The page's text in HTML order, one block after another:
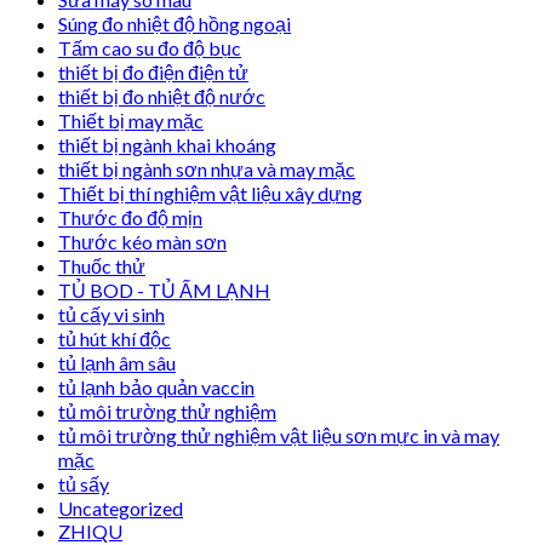
Súng đo nhiệt độ hồng ngoại
Tấm cao su đo độ bục
thiết bị đo điện điện tử
thiết bị đo nhiệt độ nước
Thiết bị may mặc
thiết bị ngành khai khoáng
thiết bị ngành sơn nhựa và may mặc
Thiết bị thí nghiệm vật liệu xây dựng
Thước đo độ mịn
Thước kéo màn sơn
Thuốc thử
TỦ BOD - TỦ ẤM LẠNH
tủ cấy vi sinh
tủ hút khí độc
tủ lạnh âm sâu
tủ lạnh bảo quản vaccin
tủ môi trường thử nghiệm
tủ môi trường thử nghiệm vật liệu sơn mực in và may
mặc
tủ sấy
Uncategorized
ZHIQU